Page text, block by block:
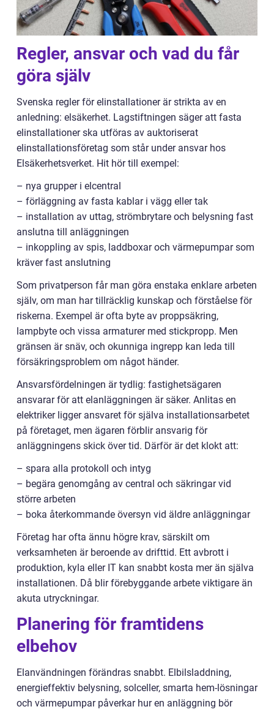
Regler, ansvar och vad du får
göra själv
Svenska regler för elinstallationer är strikta av en
anledning: elsäkerhet. Lagstiftningen säger att fasta
elinstallationer ska utföras av auktoriserat
elinstallationsföretag som står under ansvar hos
Elsäkerhetsverket. Hit hör till exempel:
– nya grupper i elcentral
– förläggning av fasta kablar i vägg eller tak
– installation av uttag, strömbrytare och belysning fast
anslutna till anläggningen
– inkoppling av spis, laddboxar och värmepumpar som
kräver fast anslutning
Som privatperson får man göra enstaka enklare arbeten
själv, om man har tillräcklig kunskap och förståelse för
riskerna. Exempel är ofta byte av proppsäkring,
lampbyte och vissa armaturer med stickpropp. Men
gränsen är snäv, och okunniga ingrepp kan leda till
försäkringsproblem om något händer.
Ansvarsfördelningen är tydlig: fastighetsägaren
ansvarar för att elanläggningen är säker. Anlitas en
elektriker ligger ansvaret för själva installationsarbetet
på företaget, men ägaren förblir ansvarig för
anläggningens skick över tid. Därför är det klokt att:
– spara alla protokoll och intyg
– begära genomgång av central och säkringar vid
större arbeten
– boka återkommande översyn vid äldre anläggningar
Företag har ofta ännu högre krav, särskilt om
verksamheten är beroende av drifttid. Ett avbrott i
produktion, kyla eller IT kan snabbt kosta mer än själva
installationen. Då blir förebyggande arbete viktigare än
akuta utryckningar.
Planering för framtidens
elbehov
Elanvändningen förändras snabbt. Elbilsladdning,
energieffektiv belysning, solceller, smarta hem-lösningar
och värmepumpar påverkar hur en anläggning bör